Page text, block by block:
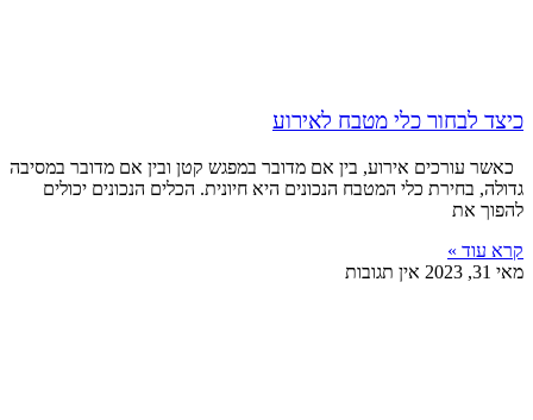
כיצד לבחור כלי מטבח לאירוע
כאשר עורכים אירוע, בין אם מדובר במפגש קטן ובין אם מדובר במסיבה
גדולה, בחירת כלי המטבח הנכונים היא חיונית. הכלים הנכונים יכולים
להפוך את
קרא עוד »
מאי 31, 2023
אין תגובות